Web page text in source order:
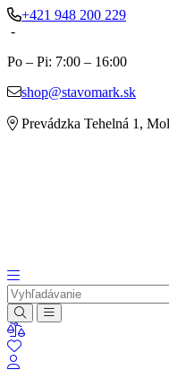
+421 948 200 229
-
Po – Pi: 7:00 – 16:00
shop@stavomark.sk
Prevádzka Tehelná 1,